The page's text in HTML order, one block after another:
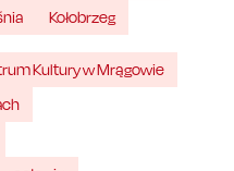
Kołobrzeg
Kultury w Mrągowie